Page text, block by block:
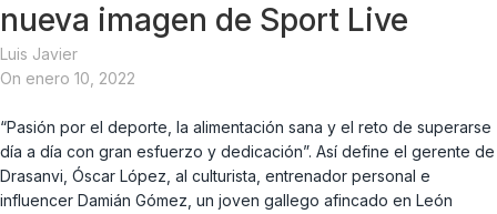
nueva imagen de Sport Live
Luis Javier
On enero 10, 2022
“Pasión por el deporte, la alimentación sana y el reto de superarse
día a día con gran esfuerzo y dedicación”. Así define el gerente de
Drasanvi, Óscar López, al culturista, entrenador personal e
influencer Damián Gómez, un joven gallego afincado en León